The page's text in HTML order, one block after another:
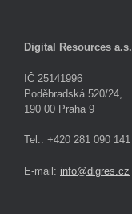
Digital Resources a.s.
IČ 25141996
Poděbradská 520/24,
190 00 Praha 9
Tel.: +420 281 090 141
E-mail: info@digres.cz